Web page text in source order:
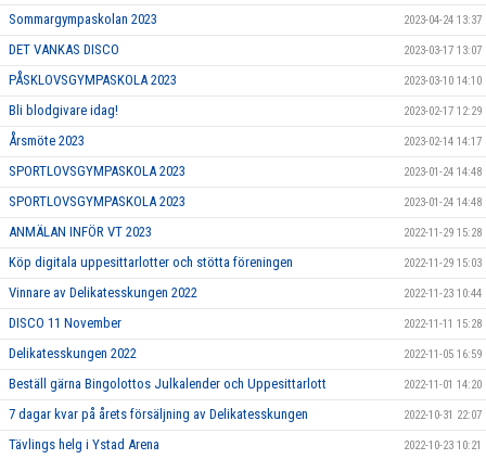
Sommargympaskolan 2023 2023-04-24 13:37
DET VANKAS DISCO 2023-03-17 13:07
PÅSKLOVSGYMPASKOLA 2023 2023-03-10 14:10
Bli blodgivare idag! 2023-02-17 12:29
Årsmöte 2023 2023-02-14 14:17
SPORTLOVSGYMPASKOLA 2023 2023-01-24 14:48
SPORTLOVSGYMPASKOLA 2023 2023-01-24 14:48
ANMÄLAN INFÖR VT 2023 2022-11-29 15:28
Köp digitala uppesittarlotter och stötta föreningen 2022-11-29 15:03
Vinnare av Delikatesskungen 2022 2022-11-23 10:44
DISCO 11 November 2022-11-11 15:28
Delikatesskungen 2022 2022-11-05 16:59
Beställ gärna Bingolottos Julkalender och Uppesittarlott 2022-11-01 14:20
7 dagar kvar på årets försäljning av Delikatesskungen 2022-10-31 22:07
Tävlings helg i Ystad Arena 2022-10-23 10:21